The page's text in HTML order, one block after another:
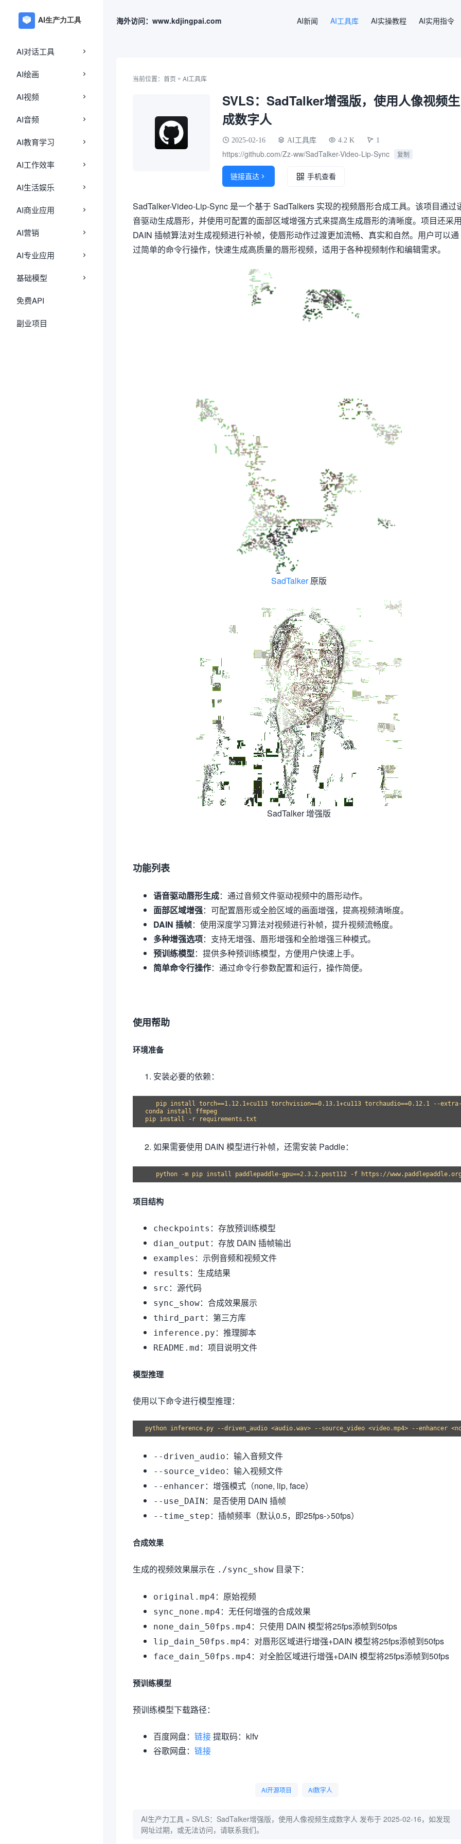
AI对话工具
AI绘画
AI视频
AI音频
AI教育学习
AI工作效率
AI生活娱乐
AI商业应用
AI营销
AI专业应用
基础模型
免费API
副业项目
海外访问：www.kdjingpai.com AI新闻 AI工具库 AI实操教程 AI实用指令
当前位置： 首页 » AI工具库
SVLS：SadTalker增强版，使用人像视频生
成数字人
2025-02-16 AI工具库 4.2 K 1
https://github.com/Zz-ww/SadTalker-Video-Lip-Sync 复制
链接直达  手机查看
SadTalker-Video-Lip-Sync 是一个基于 SadTalkers 实现的视频唇形合成工具。该项目通过
音驱动生成唇形，并使用可配置的面部区域增强方式来提高生成唇形的清晰度。项目还采
DAIN 插帧算法对生成视频进行补帧，使唇形动作过渡更加流畅、真实和自然。用户可以通
过简单的命令行操作，快速生成高质量的唇形视频，适用于各种视频制作和编辑需求。
SadTalker原版
SadTalker 增强版
功能列表
语音驱动唇形生成：通过音频文件驱动视频中的唇形动作。
面部区域增强：可配置唇形或全脸区域的画面增强，提高视频清晰度。
DAIN 插帧：使用深度学习算法对视频进行补帧，提升视频流畅度。
多种增强选项：支持无增强、唇形增强和全脸增强三种模式。
预训练模型：提供多种预训练模型，方便用户快速上手。
简单命令行操作：通过命令行参数配置和运行，操作简便。
使用帮助
环境准备
安装必要的依赖：
pip install torch==1.12.1+cu113 torchvision==0.13.1+cu113 torchaudio==0.12.1 --
conda install ffmpeg
如果需要使用 DAIN 模型进行补帧，还需安装 Paddle：
项目结构
checkpoints ：存放预训练模型
dian_output ：存放 DAIN 插帧输出
examples ：示例音频和视频文件
results ：生成结果
src ：源代码
sync_show：合成效果展示
third_part ：第三方库
inference.py ：推理脚本
README.md ：项目说明文件
模型推理
使用以下命令进行模型推理：
--driven_audio ：输入音频文件
--source_video ：输入视频文件
--enhancer ：增强模式（none, lip, face）
--use_DAIN ：是否使用 DAIN 插帧
--time_step ：插帧频率（默认0.5，即25fps->50fps）
合成效果
生成的视频效果展示在 ./sync_show 目录下：
original.mp4 ：原始视频
sync_none.mp4 ：无任何增强的合成效果
none_dain_50fps.mp4 ：只使用 DAIN 模型将25fps添帧到50fps
lip_dain_50fps.mp4 ：对唇形区域进行增强+DAIN 模型将25fps添帧到50fps
face_dain_50fps.mp4 ：对全脸区域进行增强+DAIN 模型将25fps添帧到50fps
预训练模型
预训练模型下载路径：
百度网盘： 链接提取码：klfv
谷歌网盘： 链接
AI开源项目 AI数字人
AI生产力工具 » SVLS：SadTalker增强版，使用人像视频生成数字人 发布于 2025-02-16，如发现
网址过期，或无法访问，请联系我们。